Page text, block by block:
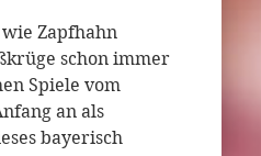
Zapfhahn
schon immer
Spiele vom
an als
bayerisch